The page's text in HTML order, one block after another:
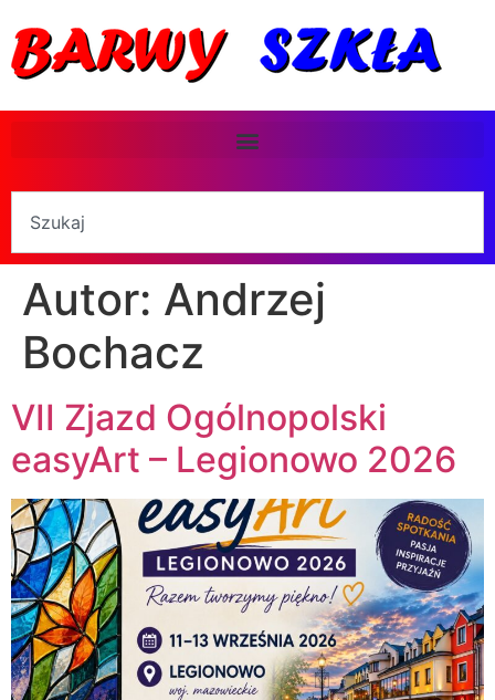
Autor: Andrzej
Bochacz
VII Zjazd Ogólnopolski
easyArt – Legionowo 2026